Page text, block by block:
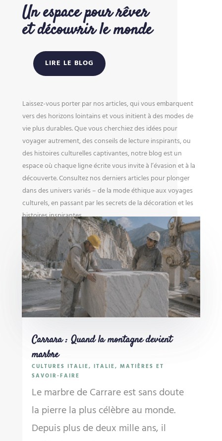
Un espace pour rêver
et découvrir le monde
LIRE LE BLOG
Laissez-vous porter par nos articles, qui vous embarquent
vers des horizons lointains et vous initient à des modes de
vie plus durables. Que vous cherchiez des idées pour
voyager autrement, des conseils de lecture inspirants, ou
des histoires culturelles captivantes, notre blog est un
espace où chaque ligne écrite vous invite à l’évasion et à la
découverte. Consultez nos derniers articles pour plonger
dans des univers variés – de la mode éthique aux voyages
culturels, en passant par les secrets de la décoration et les
histoires inspirantes.
Carrara : Quand la montagne devient
marbre
CULTURES ITALIE, ITALIE, MATIÈRES ET
SAVOIR-FAIRE
Le marbre de Carrare est sans doute
la pierre la plus célèbre au monde.
Depuis plus de deux mille ans, il